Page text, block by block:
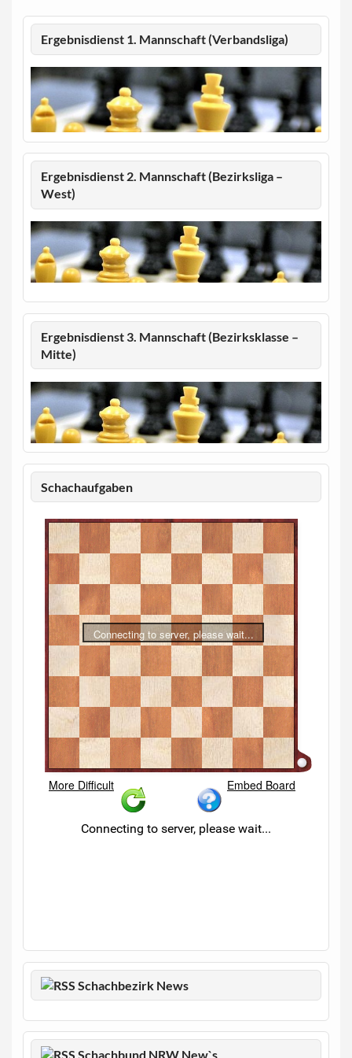
Ergebnisdienst 1. Mannschaft (Verbandsliga)
Ergebnisdienst 2. Mannschaft (Bezirksliga –
West)
Ergebnisdienst 3. Mannschaft (Bezirksklasse –
Mitte)
Schachaufgaben
Schachbezirk News
Schachbund NRW New`s